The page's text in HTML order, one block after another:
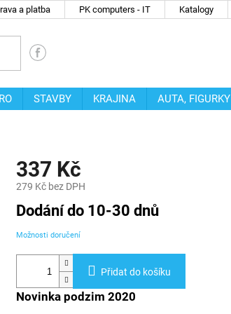
a platba PK computers - IT Katalogy
STAVBY KRAJINA AUTA, FIGURKY
337 Kč
279 Kč bez DPH
Měrná
cena:
Dodání do 10-30 dnů
Možnosti doručení
Přidat do košíku
Novinka podzim 2020